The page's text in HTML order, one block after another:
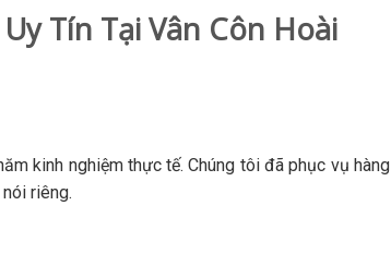
Tín Tại Vân Côn Hoài
kinh nghiệm thực tế. Chúng tôi đã phục vụ hàng
riêng.